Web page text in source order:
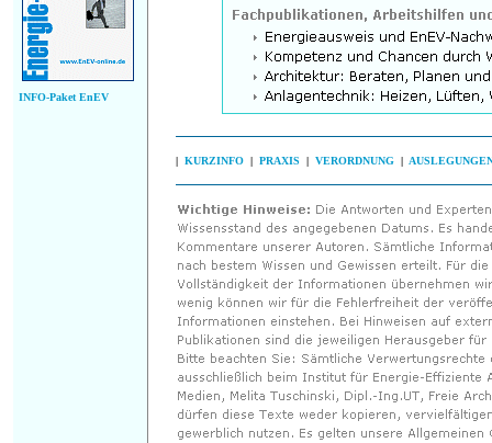
INFO-Paket EnEV
| KURZINFO | PRAXIS | VERORDNUNG |